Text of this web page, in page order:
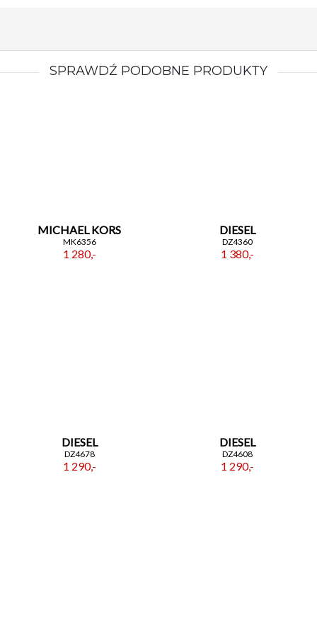
akcent stanie się Twoim rozpoznawalnym
elementem garderoby, który doda blasku
codziennym i wyjątkowym momentom.
SPRAWDŹ PODOBNE PRODUKTY
MICHAEL KORS
MK6356
1 280,-
DIESEL
DZ4360
1 380,-
DIESEL
DZ4678
1 290,-
DIESEL
DZ4608
1 290,-